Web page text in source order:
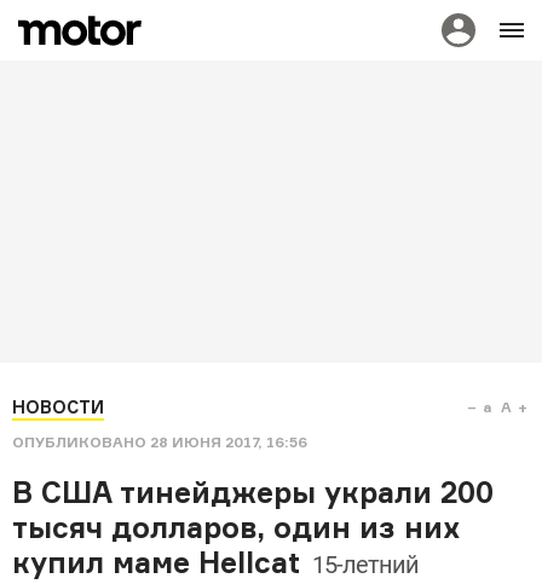
НОВОСТИ
ОПУБЛИКОВАНО 28 ИЮНЯ 2017, 16:56
a A
В США тинейджеры украли 200
тысяч долларов, один из них
купил маме Hellcat 15-летний